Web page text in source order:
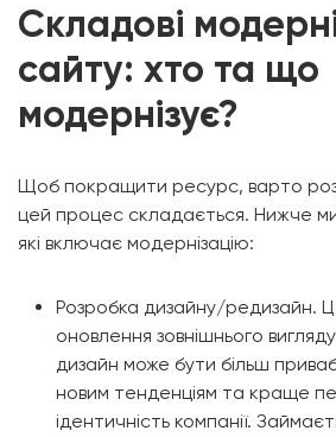
Складові
сайту: хто та що
модернізує?
Щоб покращити ресурс, варто
цей процес складається. Нижче
які включає модернізацію:
Розробка дизайну/редизайн.
оновлення зовнішнього
дизайн може бути більш
новим тенденціям та краще
ідентичність компанії.